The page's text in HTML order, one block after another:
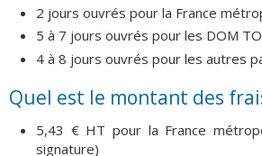
2 jours ouvrés pour la France
5 à 7 jours ouvrés pour les DOM
4 à 8 jours ouvrés pour les autres
Quel est le montant des
5,43 € HT pour la France
signature)